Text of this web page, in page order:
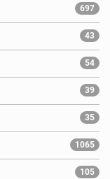
697
43
54
39
35
1065
105